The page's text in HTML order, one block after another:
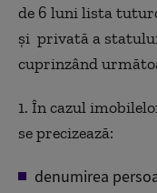
de 6 luni lista
și privată a
cuprinzând
1. În cazul
se precizează:
denumirea